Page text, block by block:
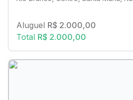
Aluguel R$ 2.000,00
Total R$ 2.000,00